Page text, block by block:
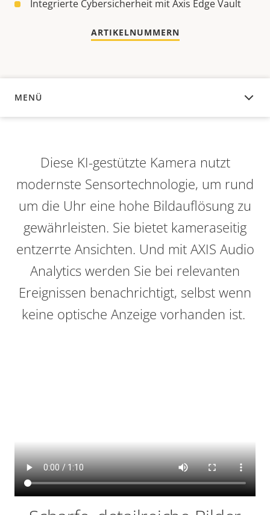
Integrierte Cybersicherheit mit Axis Edge Vault
ARTIKELNUMMERN
MENÜ
ÜBERSICHT
Diese KI-gestützte Kamera nutzt
modernste Sensortechnologie, um rund
um die Uhr eine hohe Bildauflösung zu
gewährleisten. Sie bietet kameraseitig
entzerrte Ansichten. Und mit AXIS Audio
Analytics werden Sie bei relevanten
Ereignissen benachrichtigt, selbst wenn
keine optische Anzeige vorhanden ist.